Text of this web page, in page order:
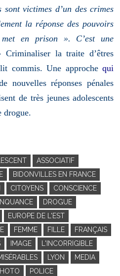
victimes d’un des crimes
la réponse des pouvoirs
en prison ». C’est une
Criminaliser la traite d’êtres
commis. Une approchequi
nouvelles réponses pénales
de très jeunes adolescents
drogue.
ASSOCIATIF
BIDONVILLES EN FRANCE
CITOYENS
CONSCIENCE
DROGUE
EUROPE DE L'EST
FEMME FILLE
FRANÇAIS
IMAGE
L'INCORRIGIBLE
LYON
MEDIA
POLICE